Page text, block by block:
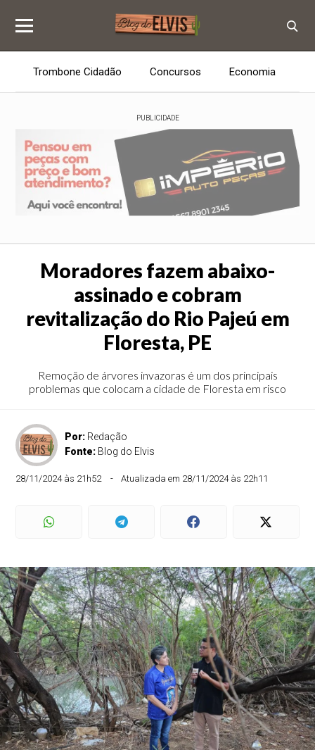
Trombone Cidadão Concursos Economia
PUBLICIDADE
Moradores fazem abaixo-
assinado e cobram
revitalização do Rio Pajeú em
Floresta, PE
Remoção de árvores invazoras é um dos principais
problemas que colocam a cidade de Floresta em risco
Por: Redação
Fonte: Blog do Elvis
28/11/2024 às 21h52 Atualizada em 28/11/2024 às 22h11